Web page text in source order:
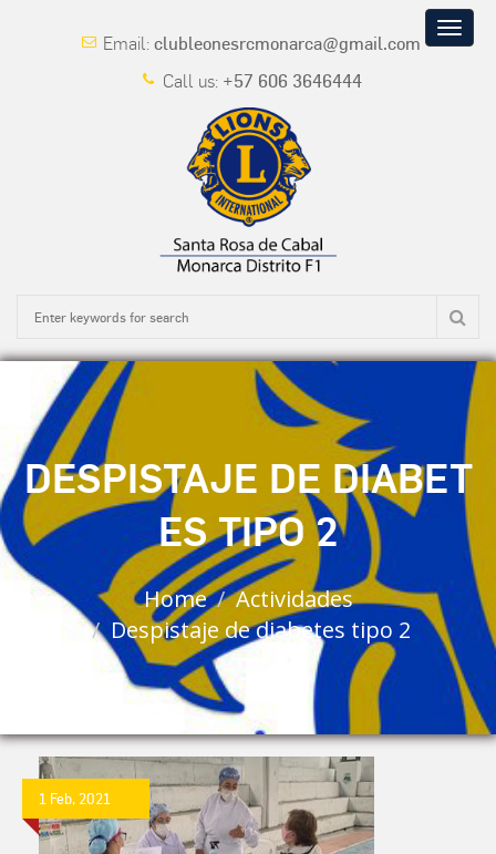
Email: clubleonesrcmonarca@gmail.com
Call us: +57 606 3646444
Toggle
DESPISTAJE DE DIABET
ES TIPO 2
Home
Actividades
Despistaje de diabetes tipo 2
1 Feb, 2021